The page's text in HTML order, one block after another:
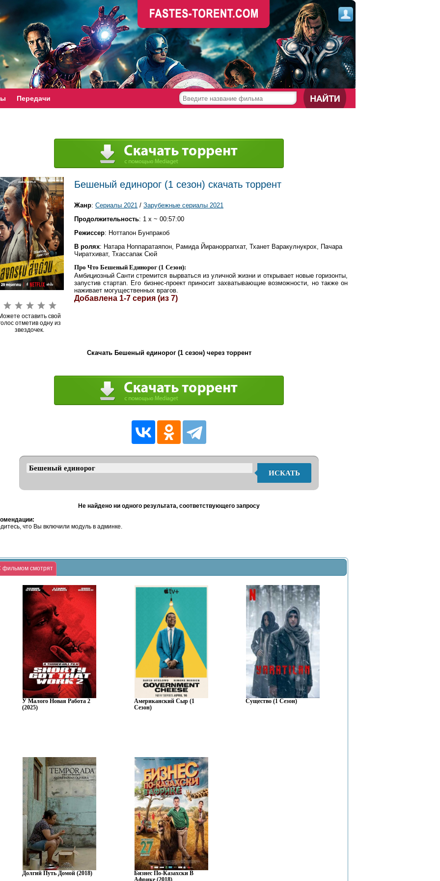
Передачи
оставить свой
отметив одну из
звездочек.
Бешеный единорог (1 сезон) скачать торрент
Жанр: Сериалы 2021 / Зарубежные сериалы 2021
Продолжительность: 1 x ~ 00:57:00
Режиссер: Ноттапон Бунпракоб
В ролях: Натара Ноппаратаяпон, Рамида Йираноррапхат, Тханет Варакулнукрох, Пачара
Чиратхиват, Тхассапак Сюй
Про Что Бешеный Единорог (1 Сезон):
Амбициозный Санти стремится вырваться из уличной жизни и открывает новые горизонты,
запустив стартап. Его бизнес-проект приносит захватывающие возможности, но также он
наживает могущественных врагов.
Добавлена 1-7 серия (из 7)
Скачать Бешеный единорог (1 сезон) через торрент
ИСКАТЬ
Не найдено ни одного результата, соответствующего запросу
что Вы включили модуль в админке.
фильмом смотрят
У Малого Новая Работа 2
(2025)
Американский Сыр (1
Сезон)
Существо (1 Сезон)
Долгий Путь Домой (2018)
Бизнес По-Казахски В
Африке (2018)